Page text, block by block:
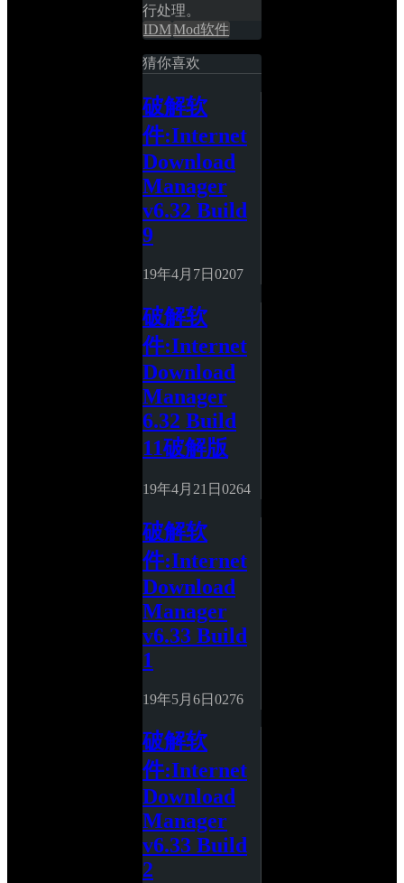
行处理。
IDMMod软件
猜你喜欢
破解软
件:Internet
Download
Manager
v6.32 Build
9
19年4月7日 0207
破解软
件:Internet
Download
Manager
6.32 Build
11破解版
19年4月21日 0264
破解软
件:Internet
Download
Manager
v6.33 Build
1
19年5月6日 0276
破解软
件:Internet
Download
Manager
v6.33 Build
2